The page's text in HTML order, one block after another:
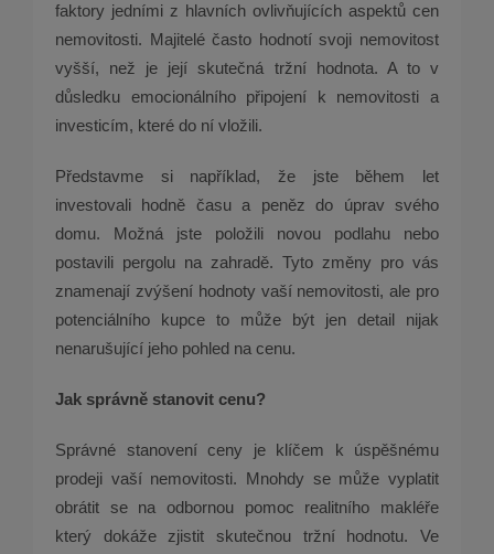
faktory jedními z hlavních ovlivňujících aspektů cen
nemovitosti. Majitelé často hodnotí svoji nemovitost
vyšší, než je její skutečná tržní hodnota. A to v
důsledku emocionálního připojení k nemovitosti a
investicím, které do ní vložili.
Představme si například, že jste během let
investovali hodně času a peněz do úprav svého
domu. Možná jste položili novou podlahu nebo
postavili pergolu na zahradě. Tyto změny pro vás
znamenají zvýšení hodnoty vaší nemovitosti, ale pro
potenciálního kupce to může být jen detail nijak
nenarušující jeho pohled na cenu.
Jak správně stanovit cenu?
Správné stanovení ceny je klíčem k úspěšnému
prodeji vaší nemovitosti. Mnohdy se může vyplatit
obrátit se na odbornou pomoc realitního makléře
který dokáže zjistit skutečnou tržní hodnotu. Ve